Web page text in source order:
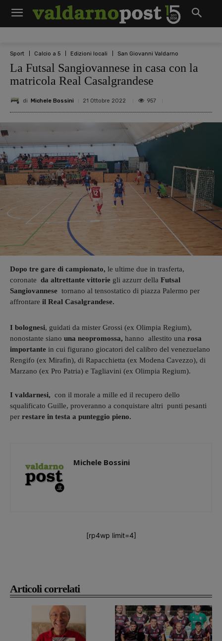
Sport Calcio a 5 Edizioni locali San Giovanni Valdarno
La Futsal Sangiovannese in casa con la
matricola Real Casalgrandese
di Michele Bossini 21 Ottobre 2022 957
Articoli correlati
Dopo tre gare di campionato, le ultime due in trasferta,
coronate da altrettante vittorie gli azzurr della Futsal
Sangiovannese tornano al tensostatico di piazza Palermo per
affrontare il Real Casalgrandese.
I bolognesi, guidati da mister Grossi (ex Olimpia Regium),
nonostante siano una neopromossa, hanno allestito una rosa
importante in cui figurano giocatori del calibro del venezuelano
Rengifo (ex Mirafin), di Rapacchietta (ex Modena Cavezzo), di
Marzano (ex Pro Patria) e Tagliavini (ex Olimpia Regium).
I valdarnesi, con il morale a mille ed il recupero dello
squalificato Guille, proveranno a conquistare altri punti pesanti
per restare in testa a punteggio pieno.
Michele Bossini
[rp4wp limit=4]